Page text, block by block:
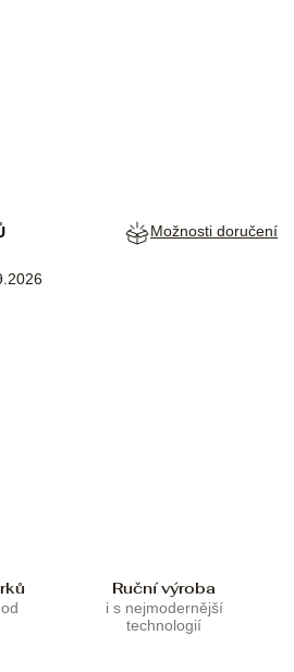
Možnosti doručení
Ruční výroba
i s nejmodernější
technologií